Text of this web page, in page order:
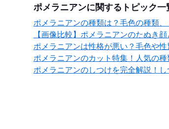
ポメラニアンに関するトピック一
ポメラニアンの種類は？毛色の種類
【画像比較】ポメラニアンのたぬき
ポメラニアンは性格が悪い？毛色や
ポメラニアンのカット特集！人気の
ポメラニアンのしつけを完全解説！